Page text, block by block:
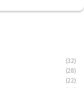
(32)
(28)
(22)